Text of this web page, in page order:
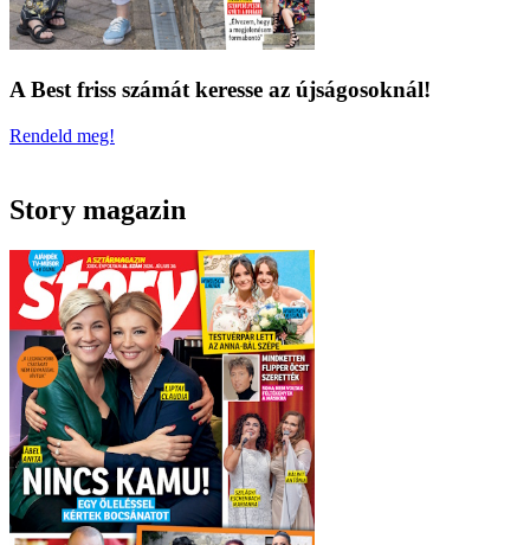
A Best friss számát keresse az újságosoknál!
Rendeld meg!
Story magazin